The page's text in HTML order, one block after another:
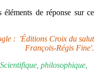
éléments de réponse sur ce
: 'Éditions Croix du salut
François-Régis Fine'.
Scientifique, philosophique,